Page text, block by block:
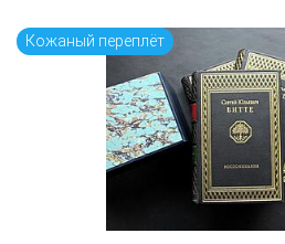
Кожаный переплёт